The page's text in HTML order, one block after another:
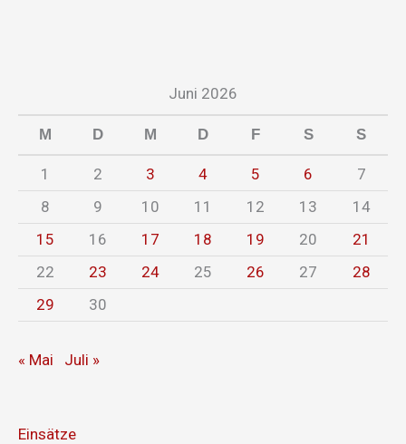
Juni 2026
M D M D F S S
1 2 3 4 5 6
7
8
9 10 11 12 13
14
15
16 17 18 19 20
21
22
23 24 25 26 27
28
29
30
« Mai Juli »
Einsätze